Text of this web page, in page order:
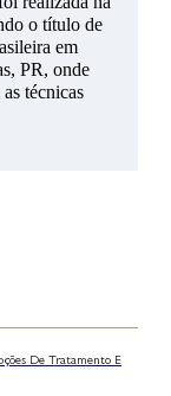
o título de
em
PR, onde
técnicas
De Tratamento E